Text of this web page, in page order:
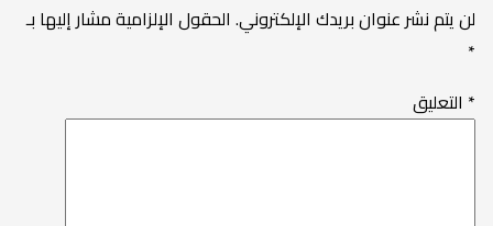
لن يتم نشر عنوان بريدك الإلكتروني. الحقول الإلزامية مشار إليها بـ
*
*